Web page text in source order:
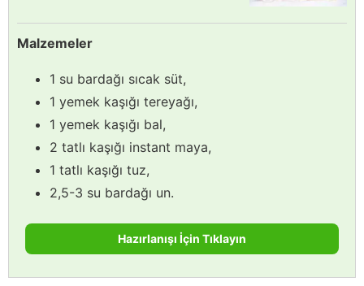
Malzemeler
1 su bardağı sıcak süt,
1 yemek kaşığı tereyağı,
1 yemek kaşığı bal,
2 tatlı kaşığı instant maya,
1 tatlı kaşığı tuz,
2,5-3 su bardağı un.
Hazırlanışı İçin Tıklayın